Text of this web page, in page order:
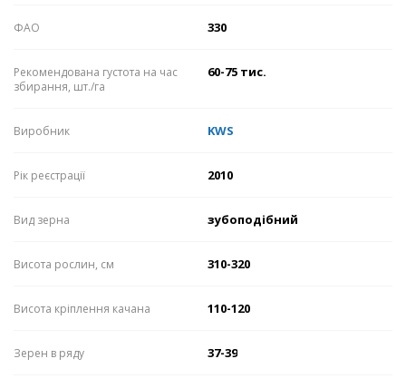
ФАО 330
Рекомендована густота на час
збирання, шт./га
60-75 тис.
Виробник KWS
Рік реєстрації 2010
Вид зерна зубоподібний
Висота рослин, см 310-320
Висота кріплення качана 110-120
Зерен в ряду 37-39